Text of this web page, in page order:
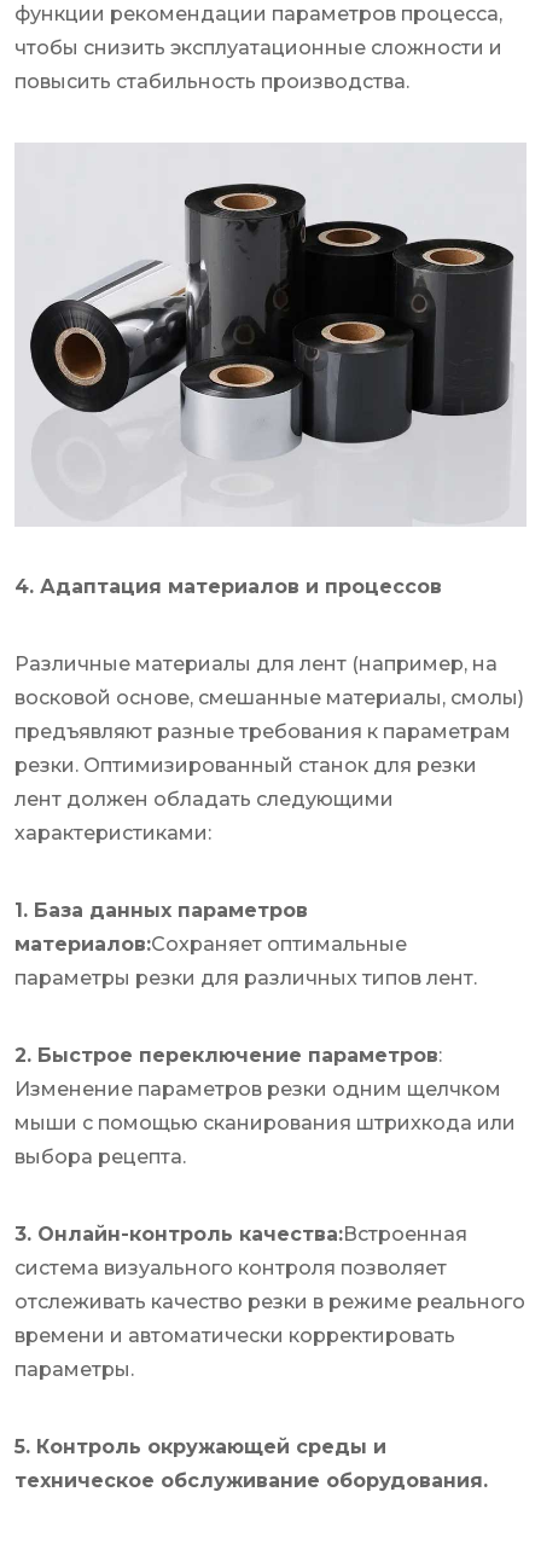
функции рекомендации параметров процесса,
чтобы снизить эксплуатационные сложности и
повысить стабильность производства.
4. Адаптация материалов и процессов
Различные материалы для лент (например, на
восковой основе, смешанные материалы, смолы)
предъявляют разные требования к параметрам
резки. Оптимизированный станок для резки
лент должен обладать следующими
характеристиками:
1. База данных параметров
материалов:Сохраняет оптимальные
параметры резки для различных типов лент.
2. Быстрое переключение параметров:
Изменение параметров резки одним щелчком
мыши с помощью сканирования штрихкода или
выбора рецепта.
3. Онлайн-контроль качества:Встроенная
система визуального контроля позволяет
отслеживать качество резки в режиме реального
времени и автоматически корректировать
параметры.
5. Контроль окружающей среды и
техническое обслуживание оборудования.